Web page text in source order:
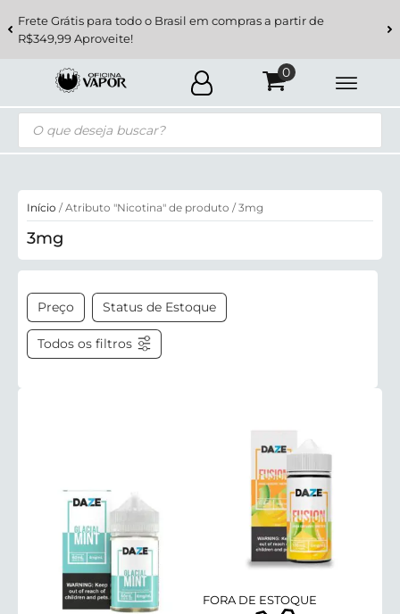
Frete Grátis para todo o Brasil em compras a partir de
R$349,99 Aproveite!
Pesquisar
produtos
Início / Atributo "Nicotina" de produto / 3mg
3mg
Preço Status de Estoque
Todos os filtros
FORA DE ESTOQUE